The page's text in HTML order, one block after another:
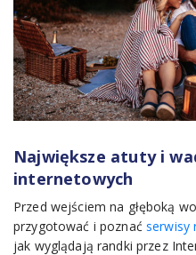
Największe atuty i
internetowych
Przed wejściem na głęboką
przygotować i poznać serwisy
jak wyglądają randki przez